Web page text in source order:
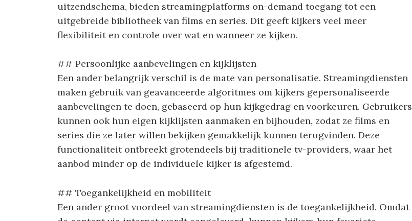
uitzendschema, bieden streamingplatforms on-demand toegang tot een
uitgebreide bibliotheek van films en series. Dit geeft kijkers veel meer
flexibiliteit en controle over wat en wanneer ze kijken.
## Persoonlijke aanbevelingen en kijklijsten
Een ander belangrijk verschil is de mate van personalisatie. Streamingdiensten
maken gebruik van geavanceerde algoritmes om kijkers gepersonaliseerde
aanbevelingen te doen, gebaseerd op hun kijkgedrag en voorkeuren. Gebruikers
kunnen ook hun eigen kijklijsten aanmaken en bijhouden, zodat ze films en
series die ze later willen bekijken gemakkelijk kunnen terugvinden. Deze
functionaliteit ontbreekt grotendeels bij traditionele tv-providers, waar het
aanbod minder op de individuele kijker is afgestemd.
## Toegankelijkheid en mobiliteit
Een ander groot voordeel van streamingdiensten is de toegankelijkheid. Omdat